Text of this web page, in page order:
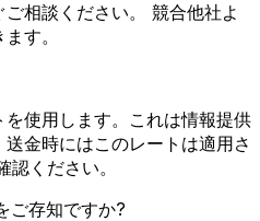
相談ください。 競合他社よ
す。
使用します。これは情報提供
金時にはこのレートは適用さ
ください。
ご存知ですか?